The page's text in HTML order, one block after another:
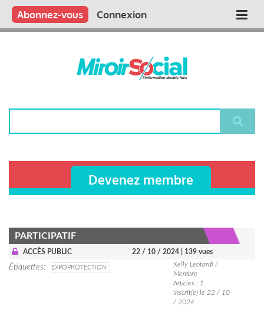
Aller
contenu
Main
Qui sommes nous ?
Vous publiez
Nous publions
Contactez-nous
Abonnez-vous Connexion
Devenez membre
PARTICIPATIF
ACCÈS PUBLIC 22 / 10 / 2024 | 139 vues
Étiquettes EXPOPROTECTION
Kelly Leotardi /
Membre
Articles : 1
Inscrit(e) le 22 / 10
/ 2024